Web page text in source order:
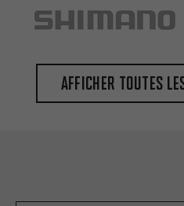
Afficher toutes